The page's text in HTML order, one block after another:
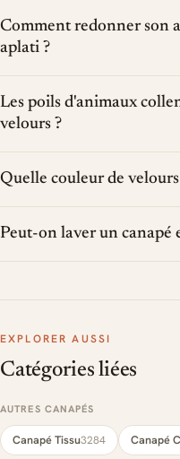
Comment redonner son
aplati ?
Les poils d'animaux
velours ?
Quelle couleur de
Peut-on laver un canapé
EXPLORER AUSSI
Catégories liées
AUTRES CANAPÉS
Canapé Tissu3284 Canapé